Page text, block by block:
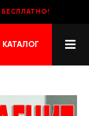
БЕСПЛАТНО!
КАТАЛОГ